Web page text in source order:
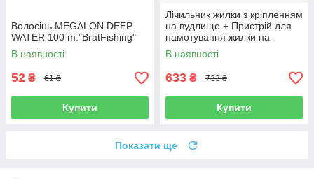
Волосінь MEGALON DEEP
WATER 100 m."BratFishing"
В наявності
52 ₴ 61 ₴
Купити
Лічильник жилки з кріпленням
на вудлище + Пристрій для
намотування жилки на
котушку
В наявності
633 ₴ 733 ₴
Купити
Показати ще